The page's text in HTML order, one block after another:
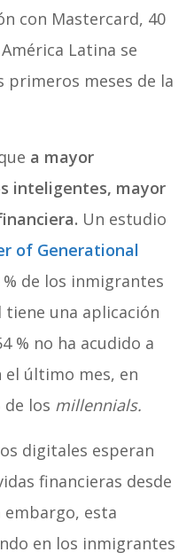
con Mastercard, 40
Latina se
primeros meses de la
a mayor
inteligentes, mayor
Un estudio
of Generational
% de los inmigrantes
una aplicación
% no ha acudido a
el último mes, en
de los millennials.
digitales esperan
financieras desde
embargo, esta
en los inmigrantes